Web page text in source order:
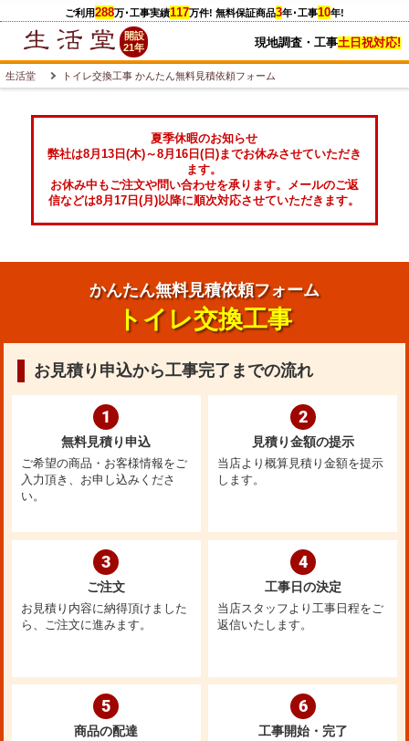
ご利用288万･工事実績117万件! 無料保証商品3年･工事10年!
開設
21年
現地調査・工事土日祝対応!
生活堂 トイレ交換工事 かんたん無料見積依頼フォーム
夏季休暇のお知らせ
弊社は8月13日(木)～8月16日(日)までお休みさせていただき
ます。
お休み中もご注文や問い合わせを承ります。メールのご返
信などは8月17日(月)以降に順次対応させていただきます。
かんたん無料見積依頼フォーム
トイレ交換工事
お見積り申込から工事完了までの流れ
1
無料見積り申込
ご希望の商品・お客様情報をご
入力頂き、お申し込みくださ
い。
2
見積り金額の提示
当店より概算見積り金額を提示
します。
3
ご注文
お見積り内容に納得頂けました
ら、ご注文に進みます。
4
工事日の決定
当店スタッフより工事日程をご
返信いたします。
5
商品の配達
6
工事開始・完了